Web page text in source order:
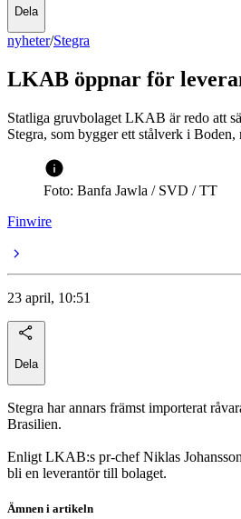
Dela
nyheter/Stegra
LKAB öppnar för
Statliga gruvbolaget LKAB är redo att
Stegra, som bygger ett stålverk i
Foto: Banfa Jawla / SVD / TT
Finwire
23 april, 10:51
Dela
Stegra har annars främst importerat
Brasilien.
Enligt LKAB:s pr-chef Niklas
bli en leverantör till bolaget.
Ämnen i artikeln